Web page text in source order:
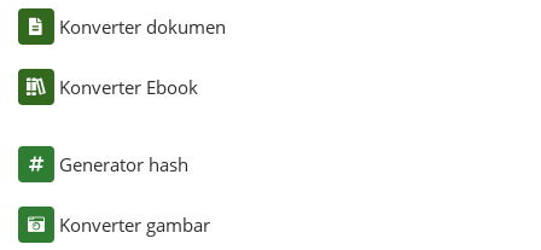
Konverter dokumen
Konverter Ebook
Generator hash
Konverter gambar